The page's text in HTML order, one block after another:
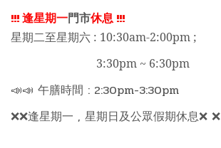
!!!逢星期一門市休息 !!!
星期二至星期六 : 10:30am-2:00pm ;
3:30pm ~ 6:30pm
📣📣 午膳時間 : 2:30pm-3:30pm
❌❌逢星期一 , 星期日及公眾假期休息❌ ❌